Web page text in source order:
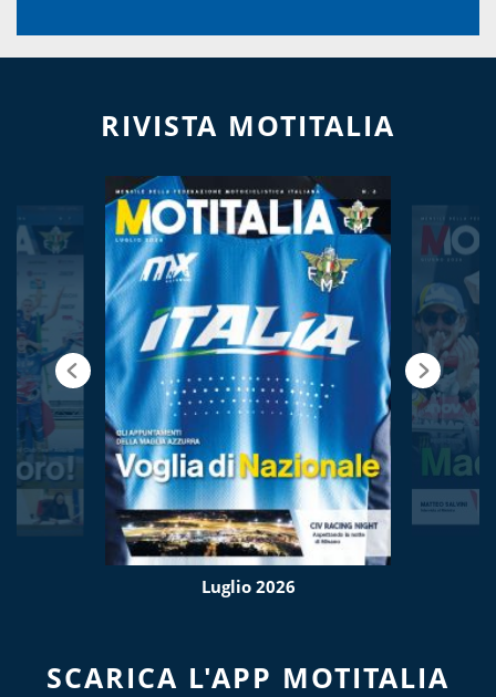
RIVISTA MOTITALIA
Luglio 2026
SCARICA L'APP MOTITALIA